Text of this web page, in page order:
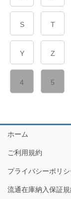
S T
Y Z
4 5
ホーム
ご利用規約
プライバシーポリシ
流通在庫納入保証規